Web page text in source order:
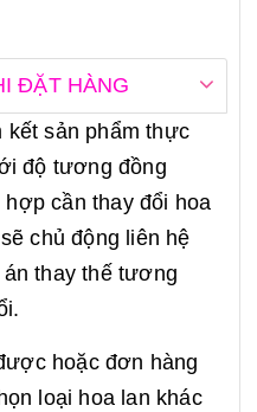
ĐẶT HÀNG
kết sản phẩm thực
độ tương đồng
cần thay đổi hoa
chủ động liên hệ
thay thế tương
hoặc đơn hàng
loại hoa lan khác